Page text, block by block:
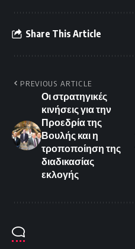
Share This Article
PREVIOUS ARTICLE
Οι στρατηγικές
κινήσεις για την
Προεδρία της
Βουλής και η
τροποποίηση της
διαδικασίας
εκλογής